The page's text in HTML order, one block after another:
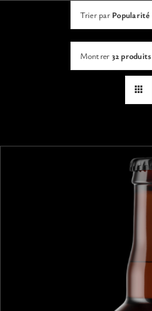
OFFRIR UNE EXPERIENCE
BOUTIQUE EN LIGNE
ACTUALITÉS
Trier parPopularité
Montrer32 produits